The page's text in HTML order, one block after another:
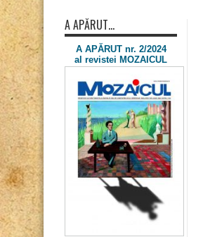
A APĂRUT…
A APĂRUT nr. 2/2024
al revistei MOZAICUL